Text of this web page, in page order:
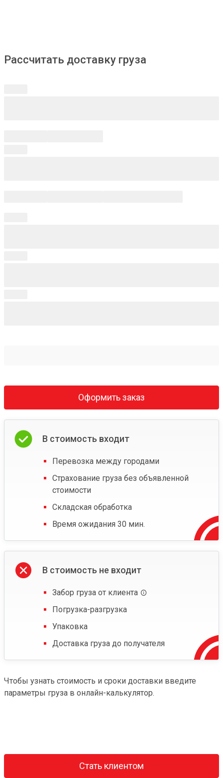
Рассчитать доставку груза
Оформить заказ
В стоимость входит
Перевозка между городами
Страхование груза без объявленной
стоимости
Складская обработка
Время ожидания 30 мин.
В стоимость не входит
Забор груза от клиента
Погрузка-разгрузка
Упаковка
Доставка груза до получателя
Чтобы узнать стоимость и сроки доставки введите
параметры груза в онлайн-калькулятор.
Стать клиентом